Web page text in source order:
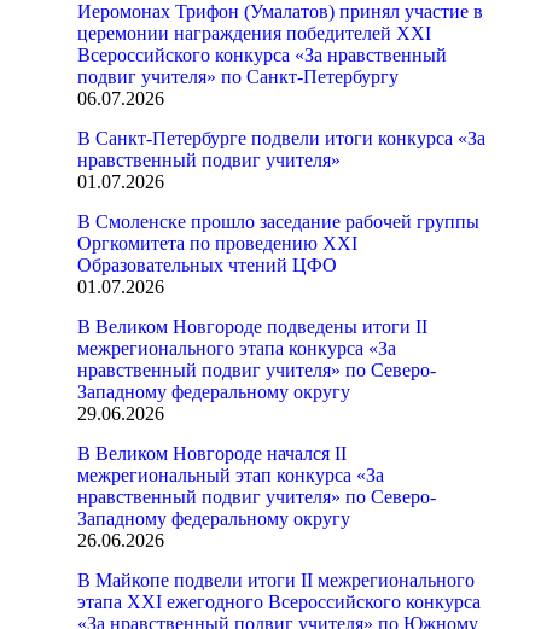
Иеромонах Трифон (Умалатов) принял участие в
церемонии награждения победителей XXI
Всероссийского конкурса «За нравственный
подвиг учителя» по Санкт-Петербургу
06.07.2026
В Санкт-Петербурге подвели итоги конкурса «За
нравственный подвиг учителя»
01.07.2026
В Смоленске прошло заседание рабочей группы
Оргкомитета по проведению XXI
Образовательных чтений ЦФО
01.07.2026
В Великом Новгороде подведены итоги II
межрегионального этапа конкурса «За
нравственный подвиг учителя» по Северо-
Западному федеральному округу
29.06.2026
В Великом Новгороде начался II
межрегиональный этап конкурса «За
нравственный подвиг учителя» по Северо-
Западному федеральному округу
26.06.2026
В Майкопе подвели итоги II межрегионального
этапа XXI ежегодного Всероссийского конкурса
«За нравственный подвиг учителя» по Южному